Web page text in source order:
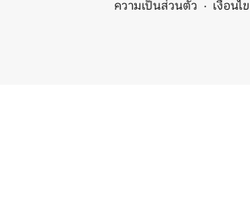
ความเป็นส่วนตัว
เงื่อนไข